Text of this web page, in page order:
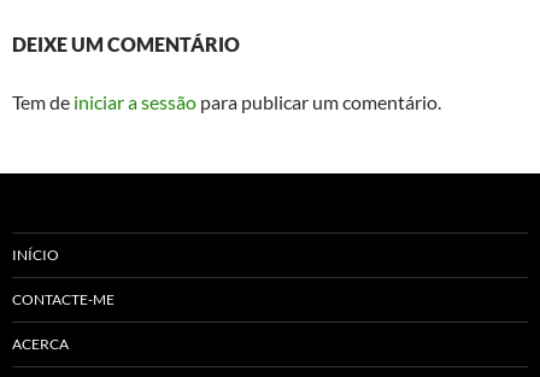
DEIXE UM COMENTÁRIO
Tem de iniciar a sessão para publicar um comentário.
INÍCIO
CONTACTE-ME
ACERCA